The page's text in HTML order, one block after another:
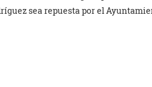
sea repuesta por el